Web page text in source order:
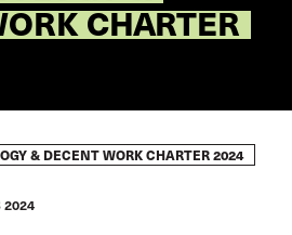
CHARTER
& DECENT WORK CHARTER 2024
2024